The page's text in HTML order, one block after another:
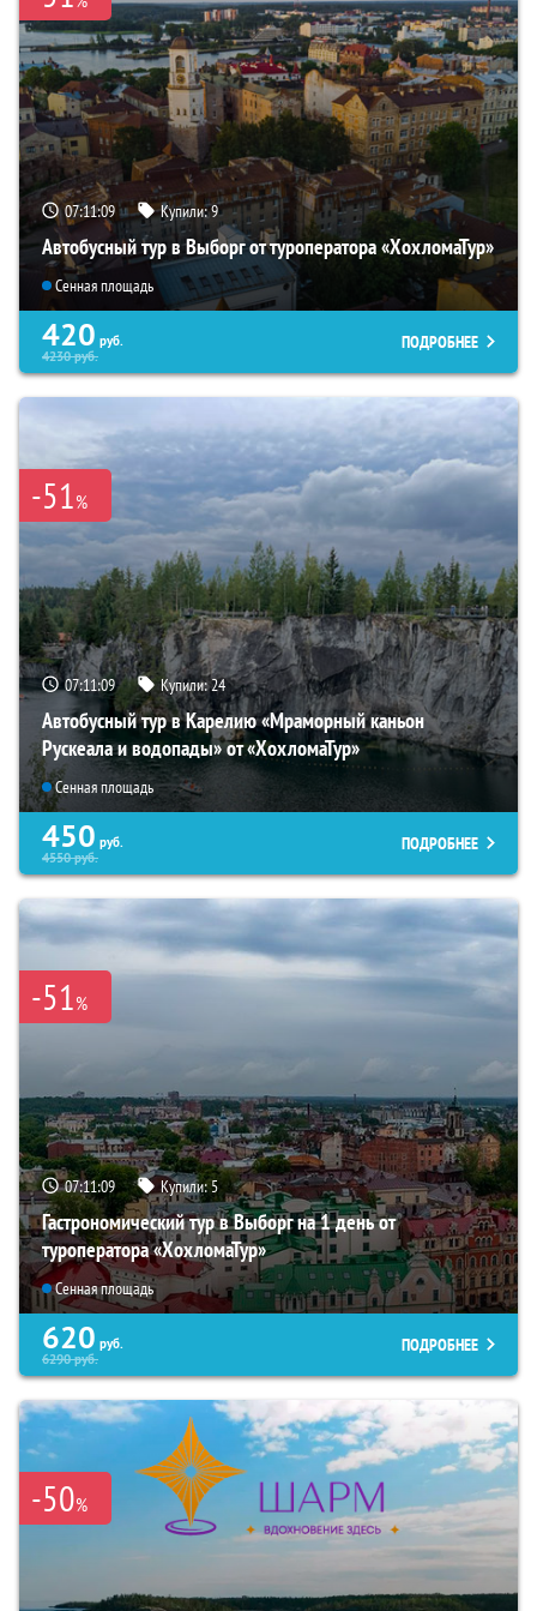
07:11:08 Купили:9
Автобусный тур в Выборг от туроператора «ХохломаТур»
Сенная площадь
420 руб.
4230руб.
ПОДРОБНЕЕ
-51%
07:11:08 Купили:24
Автобусный тур в Карелию «Мраморный каньон
Рускеала и водопады» от «ХохломаТур»
Сенная площадь
450 руб.
4550руб.
ПОДРОБНЕЕ
-51%
07:11:08 Купили:5
Гастрономический тур в Выборг на 1 день от
туроператора «ХохломаТур»
Сенная площадь
620 руб.
6290руб.
ПОДРОБНЕЕ
-50%